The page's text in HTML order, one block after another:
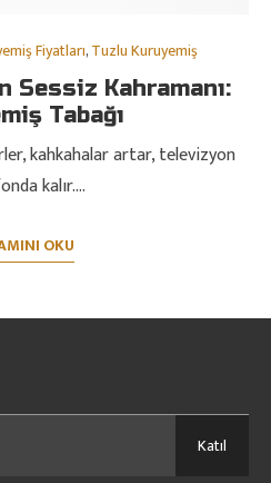
Fiyatları,Tuzlu Kuruyemiş
Sessiz Kahramanı:
Tabağı
kahkahalar artar, televizyon
kalır.…
OKU
Katıl